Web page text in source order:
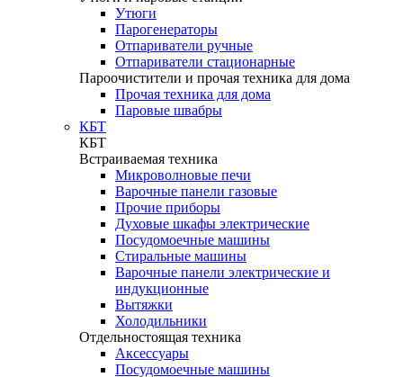
Утюги
Парогенераторы
Отпариватели ручные
Отпариватели стационарные
Пароочистители и прочая техника для дома
Прочая техника для дома
Паровые швабры
КБТ
КБТ
Встраиваемая техника
Микроволновые печи
Варочные панели газовые
Прочие приборы
Духовые шкафы электрические
Посудомоечные машины
Стиральные машины
Варочные панели электрические и
индукционные
Вытяжки
Холодильники
Отдельностоящая техника
Аксессуары
Посудомоечные машины